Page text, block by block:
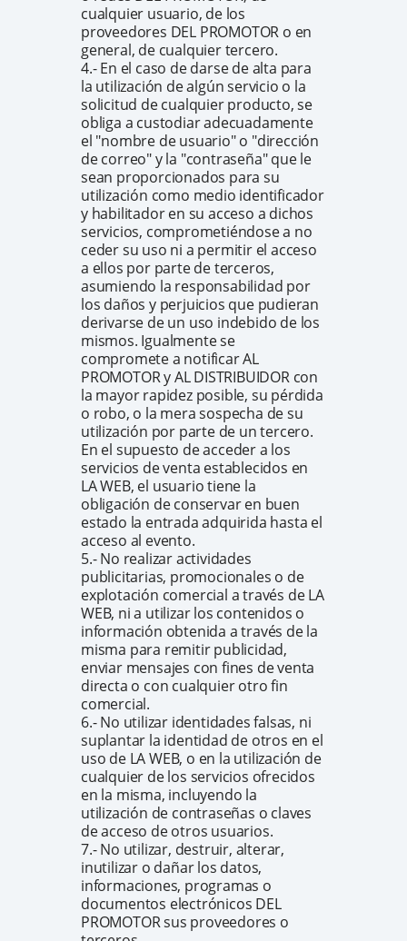
cualquier usuario, de los
proveedores DEL PROMOTOR o en
general, de cualquier tercero.
4.- En el caso de darse de alta para
la utilización de algún servicio o la
solicitud de cualquier producto, se
obliga a custodiar adecuadamente
el "nombre de usuario" o "dirección
de correo" y la "contraseña" que le
sean proporcionados para su
utilización como medio identificador
y habilitador en su acceso a dichos
servicios, comprometiéndose a no
ceder su uso ni a permitir el acceso
a ellos por parte de terceros,
asumiendo la responsabilidad por
los daños y perjuicios que pudieran
derivarse de un uso indebido de los
mismos. Igualmente se
compromete a notificar AL
PROMOTOR y AL DISTRIBUIDOR con
la mayor rapidez posible, su pérdida
o robo, o la mera sospecha de su
utilización por parte de un tercero.
En el supuesto de acceder a los
servicios de venta establecidos en
LA WEB, el usuario tiene la
obligación de conservar en buen
estado la entrada adquirida hasta el
acceso al evento.
5.- No realizar actividades
publicitarias, promocionales o de
explotación comercial a través de LA
WEB, ni a utilizar los contenidos o
información obtenida a través de la
misma para remitir publicidad,
enviar mensajes con fines de venta
directa o con cualquier otro fin
comercial.
6.- No utilizar identidades falsas, ni
suplantar la identidad de otros en el
uso de LA WEB, o en la utilización de
cualquier de los servicios ofrecidos
en la misma, incluyendo la
utilización de contraseñas o claves
de acceso de otros usuarios.
7.- No utilizar, destruir, alterar,
inutilizar o dañar los datos,
informaciones, programas o
documentos electrónicos DEL
PROMOTOR sus proveedores o